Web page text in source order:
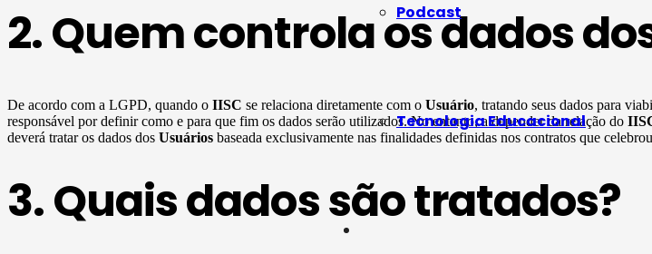
Podcast
Tecnologia Educacional
2. Quem controla os dados
De acordo com a LGPD, quando o IISC se relaciona diretamente com o Usuário, tratando seus dados para
responsável por definir como e para que fim os dados serão utilizados. No entanto, a depender da relação do
deverá tratar os dados dos Usuários baseada exclusivamente nas finalidades definidas nos contratos que
3. Quais dados são tratados?